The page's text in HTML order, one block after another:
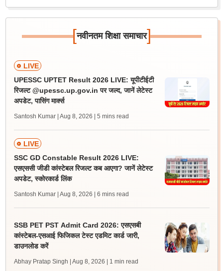
[नवीनतम शिक्षा समाचार]
LIVE
UPESSC UPTET Result 2026 LIVE: यूपीटीईटी
रिजल्ट @upessc.up.gov.in पर जल्द, जानें लेटेस्ट
अपडेट, पासिंग मार्क्स
Santosh Kumar | Aug 8, 2026 | 5 mins read
LIVE
SSC GD Constable Result 2026 LIVE:
एसएससी जीडी कांस्टेबल रिजल्ट कब आएगा? जानें लेटेस्ट
अपडेट, स्कोरकार्ड लिंक
Santosh Kumar | Aug 8, 2026 | 6 mins read
SSB PET PST Admit Card 2026: एसएसबी
कांस्टेबल-एसआई फिजिकल टेस्ट एडमिट कार्ड जारी,
डाउनलोड करें
Abhay Pratap Singh | Aug 8, 2026 | 1 min read